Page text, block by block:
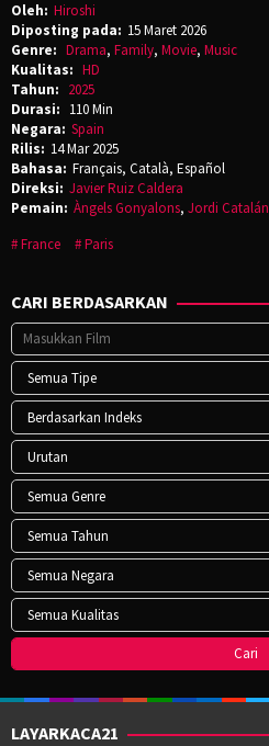
Oleh: Hiroshi
Diposting pada: 15 Maret 2026
Genre: Drama, Family, Movie, Music
Kualitas: HD
Tahun: 2025
Durasi: 110 Min
Negara: Spain
Rilis: 14 Mar 2025
Bahasa: Français, Català, Español
Direksi: Javier Ruiz Caldera
Pemain: Àngels Gonyalons, Jordi Catalán
France
Paris
CARI BERDASARKAN
LAYARKACA21